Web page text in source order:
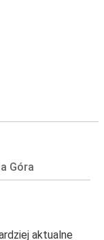
Góra
aktualne